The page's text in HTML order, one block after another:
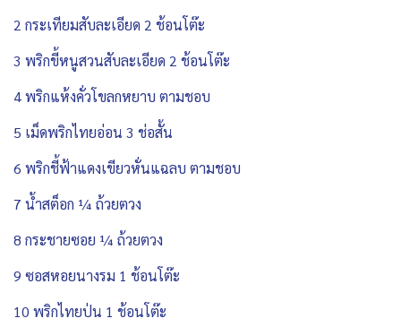
2 กระเทียมสับละเอียด 2 ช้อนโต๊ะ
3 พริกขี้หนูสวนสับละเอียด 2 ช้อนโต๊ะ
4 พริกแห้งคั่วโขลกหยาบ ตามชอบ
5 เม็ดพริกไทยอ่อน 3 ช่อสั้น
6 พริกชี้ฟ้าแดงเขียวหั่นแฉลบ ตามชอบ
7 น้ำสต็อก ¼ ถ้วยตวง
8 กระชายซอย ¼ ถ้วยตวง
9 ซอสหอยนางรม 1 ช้อนโต๊ะ
10 พริกไทยป่น 1 ช้อนโต๊ะ